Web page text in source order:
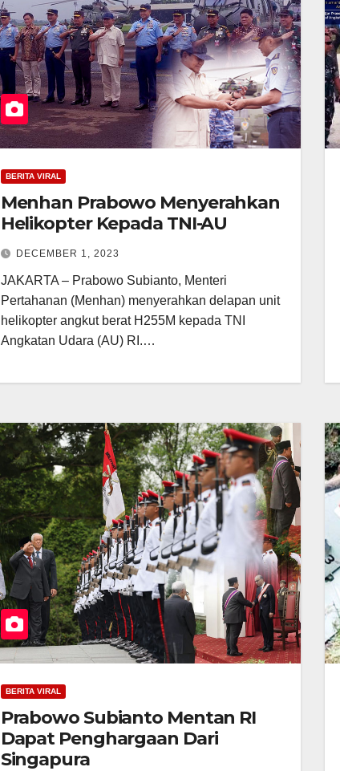
BERITA VIRAL
Menhan Prabowo Menyerahkan
Helikopter Kepada TNI-AU
DECEMBER 1, 2023
JAKARTA – Prabowo Subianto, Menteri
Pertahanan (Menhan) menyerahkan delapan unit
helikopter angkut berat H255M kepada TNI
Angkatan Udara (AU) RI.…
BERITA VIRAL
Prabowo Subianto Mentan RI
Dapat Penghargaan Dari
Singapura